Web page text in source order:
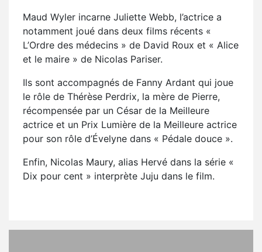
Maud Wyler incarne Juliette Webb, l’actrice a
notamment joué dans deux films récents «
L’Ordre des médecins » de David Roux et « Alice
et le maire » de Nicolas Pariser.
Ils sont accompagnés de Fanny Ardant qui joue
le rôle de Thérèse Perdrix, la mère de Pierre,
récompensée par un César de la Meilleure
actrice et un Prix Lumière de la Meilleure actrice
pour son rôle d’Évelyne dans « Pédale douce ».
Enfin, Nicolas Maury, alias Hervé dans la série «
Dix pour cent » interprète Juju dans le film.